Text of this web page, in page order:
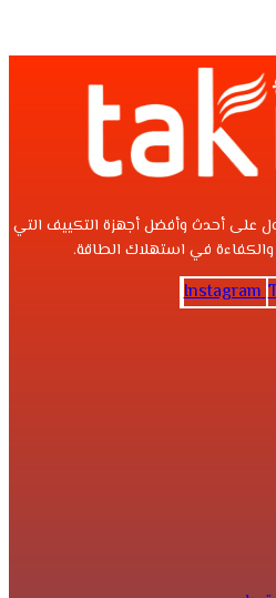
على أحدث وأفضل أجهزة التكييف التي
والكفاءة في استهلاك الطاقة.
Instagram